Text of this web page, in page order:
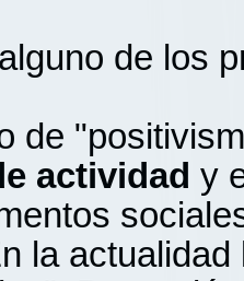
de los
de
actividad y
la